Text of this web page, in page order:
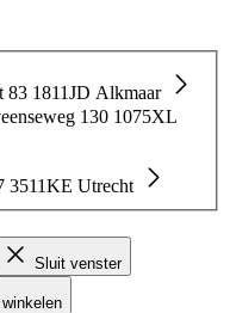
83 1811JD Alkmaar
130 1075XL
3511KE Utrecht
Sluit venster